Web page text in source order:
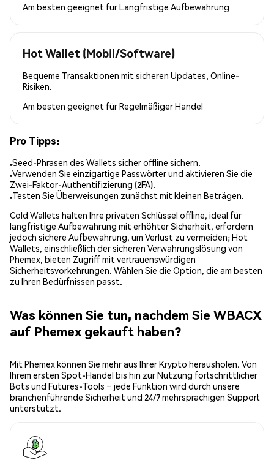
Am besten geeignet fürLangfristige Aufbewahrung
Hot Wallet (Mobil/Software)
Bequeme Transaktionen mit sicheren Updates, Online-
Risiken.
Am besten geeignet fürRegelmäßiger Handel
Pro Tipps:
Seed-Phrasen des Wallets sicher offline sichern.
Verwenden Sie einzigartige Passwörter und aktivieren Sie die
Zwei-Faktor-Authentifizierung (2FA).
Testen Sie Überweisungen zunächst mit kleinen Beträgen.
Cold Wallets halten Ihre privaten Schlüssel offline, ideal für
langfristige Aufbewahrung mit erhöhter Sicherheit, erfordern
jedoch sichere Aufbewahrung, um Verlust zu vermeiden; Hot
Wallets, einschließlich der sicheren Verwahrungslösung von
Phemex, bieten Zugriff mit vertrauenswürdigen
Sicherheitsvorkehrungen. Wählen Sie die Option, die am besten
zu Ihren Bedürfnissen passt.
Was können Sie tun, nachdem Sie WBACX
auf Phemex gekauft haben?
Mit Phemex können Sie mehr aus Ihrer Krypto herausholen. Von
Ihrem ersten Spot-Handel bis hin zur Nutzung fortschrittlicher
Bots und Futures-Tools – jede Funktion wird durch unsere
branchenführende Sicherheit und 24/7 mehrsprachigen Support
unterstützt.